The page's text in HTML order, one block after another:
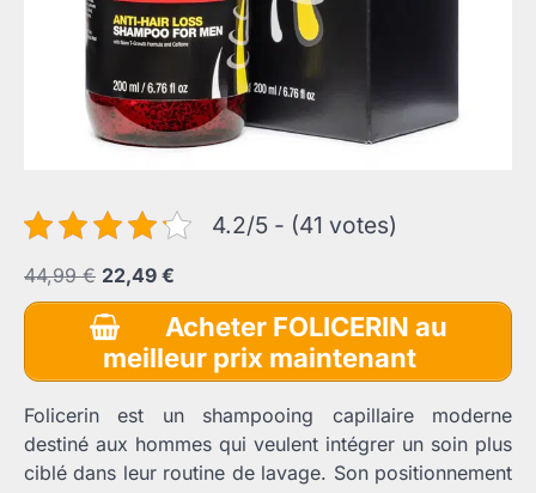
4.2/5 - (41 votes)
44,99€ Le
prix
initial
était :
44,99 €.
22,49 €
prix
actuel
est :
22,49 €.
Acheter FOLICERIN au
meilleur prix maintenant
Folicerin est un shampooing capillaire moderne
destiné aux hommes qui veulent intégrer un soin plus
ciblé dans leur routine de lavage. Son positionnement